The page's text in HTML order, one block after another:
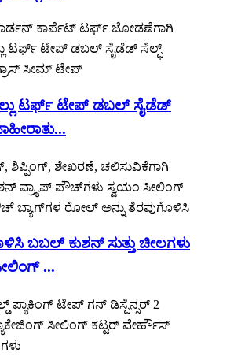
ಟರ್ಫ್ ಟೇಪ್ ಡಬಲ್ ಸೈಡೆಡ್
ಬಬಲ್ ಕುಶನ್ ಸುತ್ತು ಚೀಲಗಳು
...